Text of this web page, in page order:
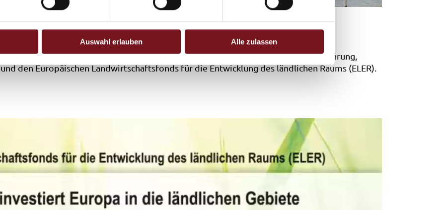
Auswahl erlauben Alle zulassen
wurde gefördert durch das Bayerische Staatsministerium für Ernährung,
den Europäischen Landwirtschaftsfonds für die Entwicklung des ländlichen Raums (ELER).